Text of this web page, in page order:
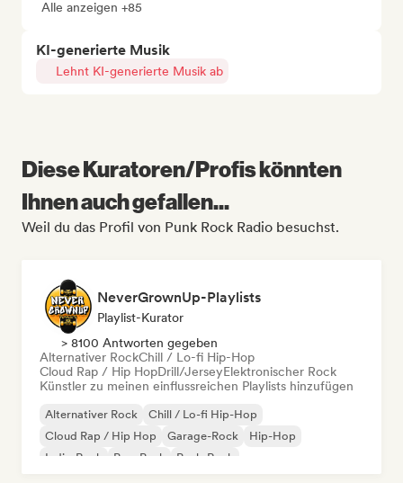
Alle anzeigen +85
KI-generierte Musik
Lehnt KI-generierte Musik ab
Diese Kuratoren/Profis könnten
Ihnen auch gefallen...
Weil du das Profil von Punk Rock Radio besuchst.
NeverGrownUp-Playlists
Playlist-Kurator
> 8100 Antworten gegeben
Alternativer RockChill / Lo-fi Hip-Hop
Cloud Rap / Hip HopDrill/JerseyElektronischer Rock
Künstler zu meinen einflussreichen Playlists hinzufügen
Alternativer Rock
Chill / Lo-fi Hip-Hop
Cloud Rap / Hip Hop
Garage-Rock
Hip-Hop
Indie-Rock
Pop-Punk Punk-Rock